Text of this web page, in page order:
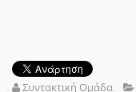
Συντακτική Ομάδα